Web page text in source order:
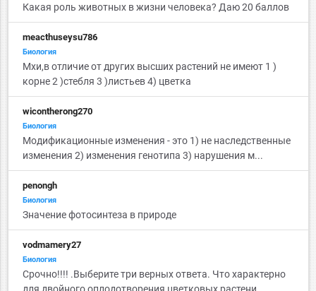
Какая роль животных в жизни человека? Даю 20 баллов
meacthuseysu786
Биология
Мхи,в отличие от других высших растений не имеют 1 )
корне 2 )стебля 3 )листьев 4) цветка
wicontherong270
Биология
Модификационные изменения - это 1) не наследственные
изменения 2) изменения генотипа 3) нарушения м...
penongh
Биология
Значение фотосинтеза в природе
vodmamery27
Биология
Срочно!!!! .Выберите три верных ответа. Что характерно